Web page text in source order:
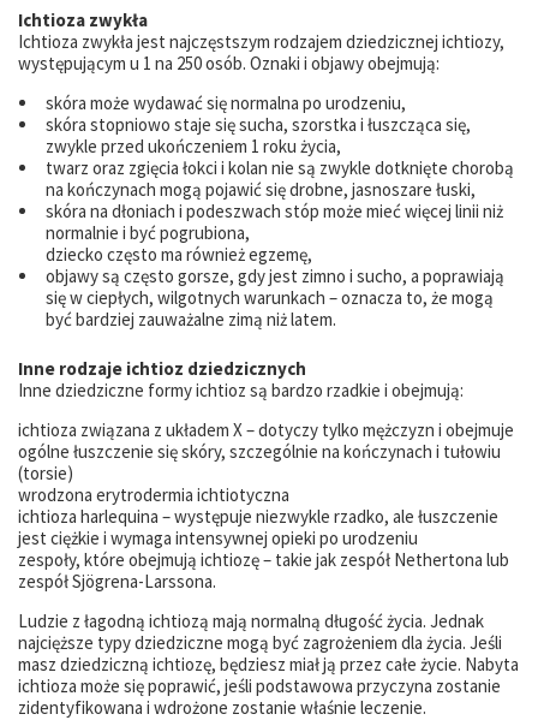
Ichtioza zwykła
Ichtioza zwykła jest najczęstszym rodzajem dziedzicznej ichtiozy,
występującym u 1 na 250 osób. Oznaki i objawy obejmują:
skóra może wydawać się normalna po urodzeniu,
skóra stopniowo staje się sucha, szorstka i łuszcząca się,
zwykle przed ukończeniem 1 roku życia,
twarz oraz zgięcia łokci i kolan nie są zwykle dotknięte chorobą
na kończynach mogą pojawić się drobne, jasnoszare łuski,
skóra na dłoniach i podeszwach stóp może mieć więcej linii niż
normalnie i być pogrubiona,
dziecko często ma również egzemę,
objawy są często gorsze, gdy jest zimno i sucho, a poprawiają
się w ciepłych, wilgotnych warunkach – oznacza to, że mogą
być bardziej zauważalne zimą niż latem.
Inne rodzaje ichtioz dziedzicznych
Inne dziedziczne formy ichtioz są bardzo rzadkie i obejmują:
ichtioza związana z układem X – dotyczy tylko mężczyzn i obejmuje
ogólne łuszczenie się skóry, szczególnie na kończynach i tułowiu
(torsie)
wrodzona erytrodermia ichtiotyczna
ichtioza harlequina – występuje niezwykle rzadko, ale łuszczenie
jest ciężkie i wymaga intensywnej opieki po urodzeniu
zespoły, które obejmują ichtiozę – takie jak zespół Nethertona lub
zespół Sjögrena-Larssona.
Ludzie z łagodną ichtiozą mają normalną długość życia. Jednak
najcięższe typy dziedziczne mogą być zagrożeniem dla życia. Jeśli
masz dziedziczną ichtiozę, będziesz miał ją przez całe życie. Nabyta
ichtioza może się poprawić, jeśli podstawowa przyczyna zostanie
zidentyfikowana i wdrożone zostanie właśnie leczenie.